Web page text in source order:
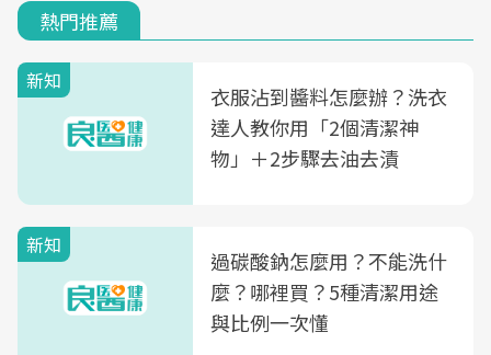
熱門推薦
新知
衣服沾到醬料怎麼辦？洗衣
達人教你用「2個清潔神
物」＋2步驟去油去漬
新知
過碳酸鈉怎麼用？不能洗什
麼？哪裡買？5種清潔用途
與比例一次懂